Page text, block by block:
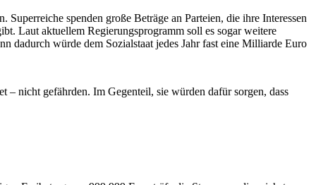
spenden große Beträge an Parteien, die ihre Interessen
Laut aktuellem Regierungsprogramm soll es sogar weitere
dadurch würde dem Sozialstaat jedes Jahr fast eine Milliarde Euro
– nicht gefährden. Im Gegenteil, sie würden dafür sorgen, dass